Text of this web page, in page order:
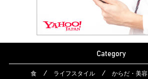
Category
食 ライフスタイル からだ・美容